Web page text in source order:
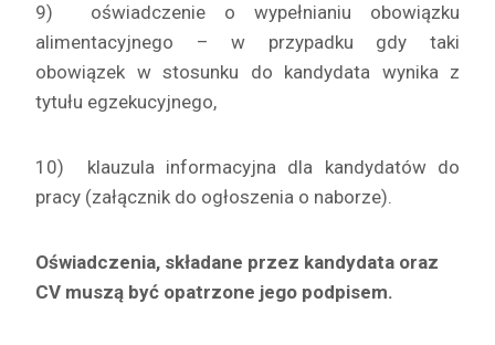
9) oświadczenie o wypełnianiu obowiązku
alimentacyjnego – w przypadku gdy taki
obowiązek w stosunku do kandydata wynika z
tytułu egzekucyjnego,
10) klauzula informacyjna dla kandydatów do
pracy (załącznik do ogłoszenia o naborze).
Oświadczenia, składane przez kandydata oraz
CV muszą być opatrzone jego podpisem.